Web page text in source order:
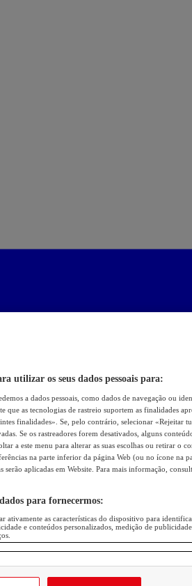
utilizar os seus dados pessoais para:
a dados pessoais, como dados de navegação ou
as tecnologias de rastreio suportem as finalidades
finalidades». Se, pelo contrário, selecionar «Rejeitar
Se os rastreadores forem desativados, alguns
a este menu para alterar as suas escolhas ou retirar o
na parte inferior da página Web (ou no ícone na
serão aplicadas em Website. Para mais informação,
para fornecermos:
ativamente as características do dispositivo para
e conteúdos personalizados, medição de publicidade